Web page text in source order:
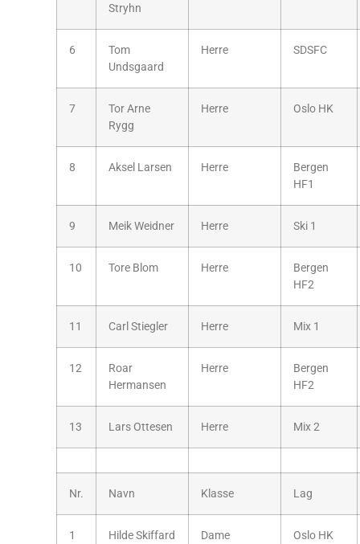
Stryhn
6
Tom
Undsgaard
Herre SDSFC
7
Tor Arne
Rygg
Herre Oslo HK
8 Aksel Larsen Herre
Bergen
HF1
9 Meik Weidner Herre Ski 1
10 Tore Blom Herre
Bergen
HF2
11 Carl Stiegler Herre Mix 1
12
Roar
Hermansen
Herre
Bergen
HF2
13 Lars Ottesen Herre Mix 2
Nr. Navn Klasse Lag
1 Hilde Skiffard Dame Oslo HK